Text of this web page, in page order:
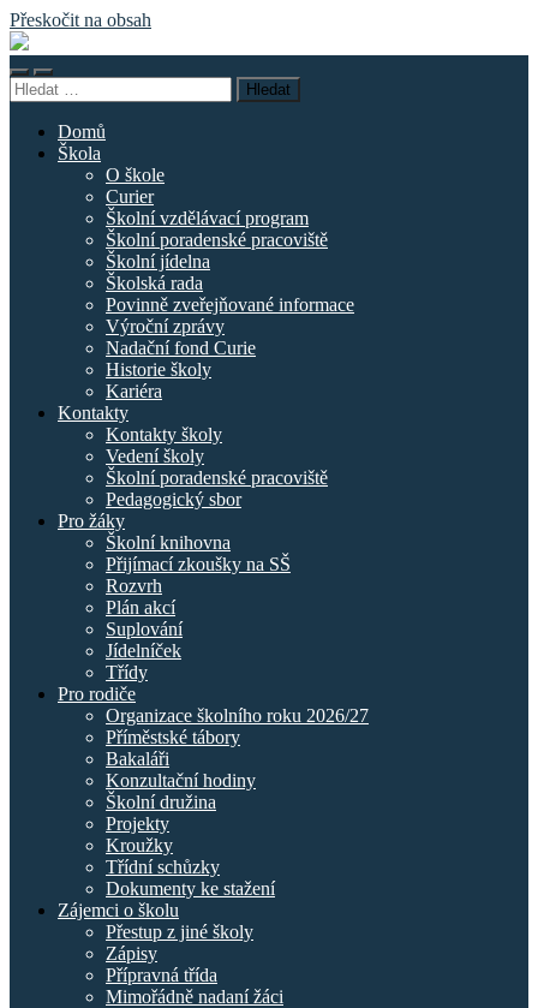
Přeskočit na obsah
Základní
škola
náměstí
Curieových
Přepnout
mobilní
Přepnout
vyhledávací
Vyhledávání
Domů
Škola
O škole
Curier
Školní vzdělávací program
Školní poradenské pracoviště
Školní jídelna
Školská rada
Povinně zveřejňované informace
Výroční zprávy
Nadační fond Curie
Historie školy
Kariéra
Kontakty
Kontakty školy
Vedení školy
Školní poradenské pracoviště
Pedagogický sbor
Pro žáky
Školní knihovna
Přijímací zkoušky na SŠ
Rozvrh
Plán akcí
Suplování
Jídelníček
Třídy
Pro rodiče
Organizace školního roku 2026/27
Příměstské tábory
Bakaláři
Konzultační hodiny
Školní družina
Projekty
Kroužky
Třídní schůzky
Dokumenty ke stažení
Zájemci o školu
Přestup z jiné školy
Zápisy
Přípravná třída
Mimořádně nadaní žáci